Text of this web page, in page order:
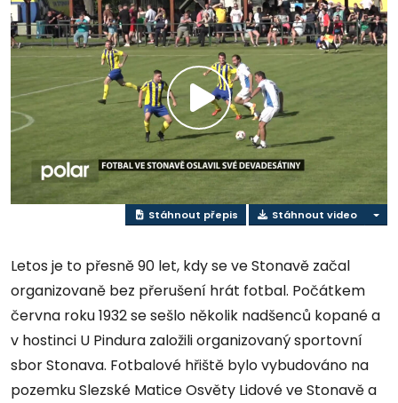
Přehrát
video
Stáhnout přepis Stáhnout video
Letos je to přesně 90 let, kdy se ve Stonavě začal
organizovaně bez přerušení hrát fotbal. Počátkem
června roku 1932 se sešlo několik nadšenců kopané a
v hostinci U Pindura založili organizovaný sportovní
sbor Stonava. Fotbalové hřiště bylo vybudováno na
pozemku Slezské Matice Osvěty Lidové ve Stonavě a